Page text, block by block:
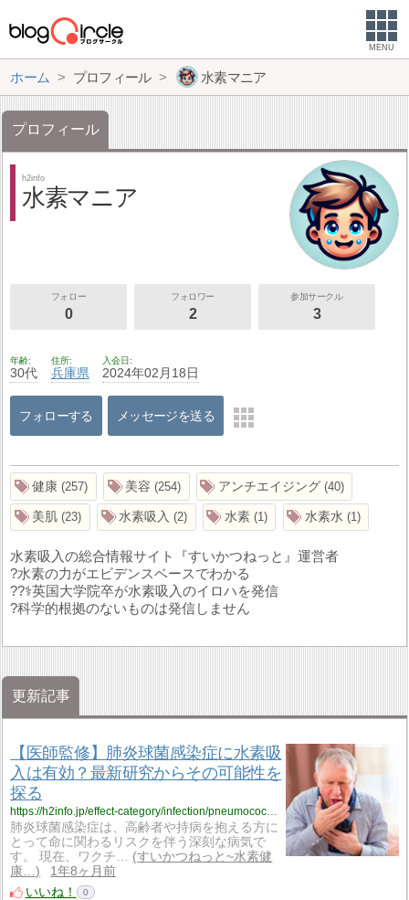
MENU
ホーム プロフィール 水素マニア
プロフィール
h2info
水素マニア
フォロー
0
フォロワー
2
参加サークル
3
年齢
30代
住所
兵庫県
入会日
2024年02月18日
フォローする メッセージを送る
健康 257 美容 254 アンチエイジング 40
美肌 23 水素吸入 2 水素 1 水素水 1
水素吸入の総合情報サイト『すいかつねっと』運営者
?水素の力がエビデンスベースでわかる
??‍⚕️英国大学院卒が水素吸入のイロハを発信
?科学的根拠のないものは発信しません
更新記事
【医師監修】肺炎球菌感染症に水素吸
入は有効？最新研究からその可能性を
探る
肺炎球菌感染症は、高齢者や持病を抱える方に
とって命に関わるリスクを伴う深刻な病気で
す。 現在、ワクチ…
すいかつねっと~水素健
康…
1年8ヶ月前
いいね！
0